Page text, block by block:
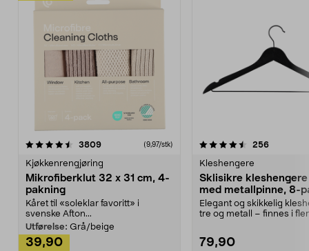
3809anmeldelser(9,97/stk)
Kjøkkenrengjøring
Mikrofiberklut 32 x 31 cm, 4-
pakning
Kåret til «soleklar favoritt» i
svenske Afton...
Utførelse: Grå/beige
39,90
4.5av 5 stjerner 256
Kleshengere
Sklisikre
med metallpinne, 8-
Elegant og skikkelig
tre og metall – finnes i
79,90
4.5av 5 stjerner